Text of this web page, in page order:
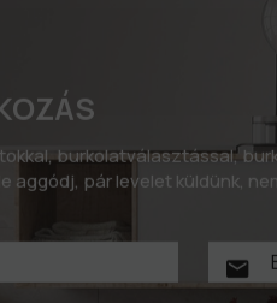
burkolatválasztással,
aggódj, pár levelet küldünk,